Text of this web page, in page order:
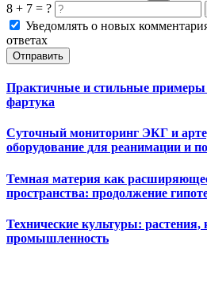
8 + 7 = ?
Уведомлять о новых
ответах
Отправить
Практичные и стильные примеры
фартука
Суточный мониторинг ЭКГ и
оборудование для реанимации и
Темная материя как
пространства: продолжение
Технические культуры: растения,
промышленность